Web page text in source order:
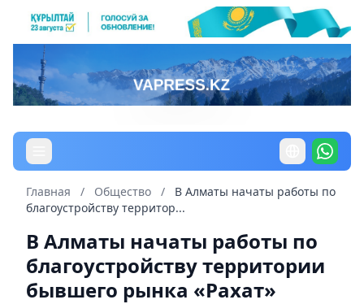
Главная / Общество /
В Алматы начаты работы по
благоустройству территор...
В Алматы начаты работы по
благоустройству территории
бывшего рынка «Рахат»